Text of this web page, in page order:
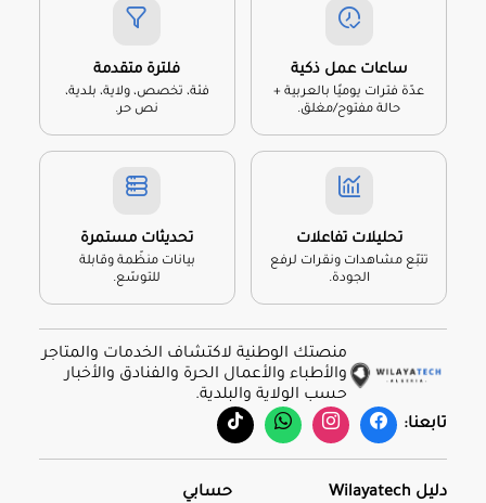
ساعات عمل ذكية
عدّة فترات يوميًا بالعربية +
حالة مفتوح/مغلق.
فلترة متقدمة
فئة، تخصص، ولاية، بلدية،
نص حر.
تحليلات تفاعلات
تتبّع مشاهدات ونقرات لرفع
الجودة.
تحديثات مستمرة
بيانات منظّمة وقابلة
للتوسّع.
منصتك الوطنية لاكتشاف الخدمات والمتاجر
والأطباء والأعمال الحرة والفنادق والأخبار
حسب الولاية والبلدية.
تابعنا:
دليل Wilayatech حسابي